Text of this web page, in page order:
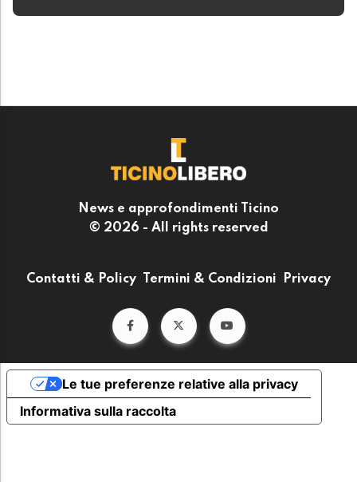
News e approfondimenti Ticino
© 2026 - All rights reserved
Contatti & Policy Termini & Condizioni Privacy
Informativa sulla raccolta
Le tue preferenze relative alla privacy